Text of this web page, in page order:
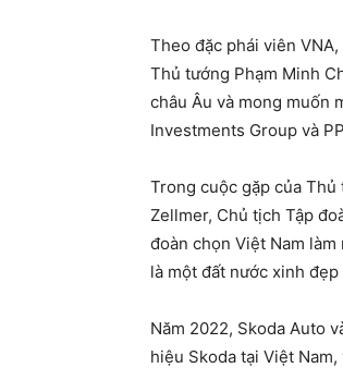
Theo đặc phái viên
Thủ tướng Phạm Minh
châu Âu và mong muốn
Investments Group và
Trong cuộc gặp của Thủ
Zellmer, Chủ tịch Tập
đoàn chọn Việt Nam
là một đất nước xinh
Năm 2022, Skoda Auto
hiệu Skoda tại Việt